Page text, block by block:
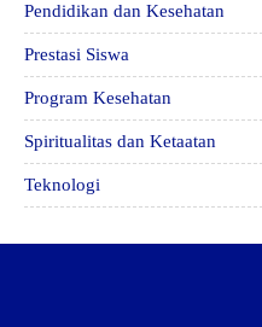
Pendidikan dan Kesehatan
Prestasi Siswa
Program Kesehatan
Spiritualitas dan Ketaatan
Teknologi